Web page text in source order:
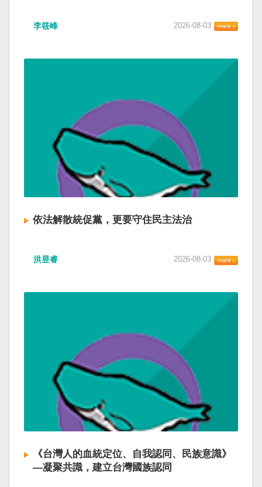
李筱峰 2026-08-03
依法解散統促黨，更要守住民主法治
洪昱睿 2026-08-03
《台灣人的血統定位、自我認同、民族意識》
—凝聚共識，建立台灣國族認同